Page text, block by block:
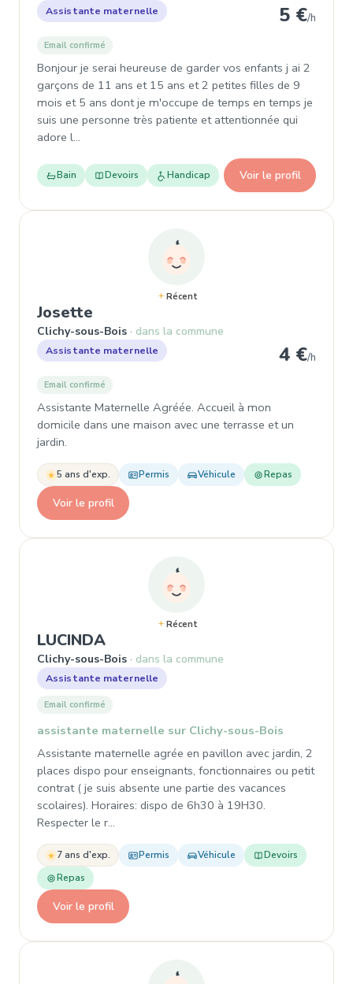
Assistante maternelle 5 €/h
Email confirmé
Bonjour je serai heureuse de garder vos enfants j ai 2
garçons de 11 ans et 15 ans et 2 petites filles de 9
mois et 5 ans dont je m'occupe de temps en temps je
suis une personne très patiente et attentionnée qui
adore l…
Bain Devoirs Handicap Voir le profil
Récent
Josette
Clichy-sous-Bois dans la commune
Assistante maternelle 4 €/h
Email confirmé
Assistante Maternelle Agréée. Accueil à mon
domicile dans une maison avec une terrasse et un
jardin.
5 ans d'exp. Permis Véhicule Repas
Voir le profil
Récent
LUCINDA, Assistante maternelle à
Clichy-sous-Bois dans la commune
Assistante maternelle
Email confirmé
assistante maternelle sur Clichy-sous-Bois
Assistante maternelle agrée en pavillon avec jardin, 2
places dispo pour enseignants, fonctionnaires ou petit
contrat ( je suis absente une partie des vacances
scolaires). Horaires: dispo de 6h30 à 19H30.
Respecter le r…
7 ans d'exp. Permis Véhicule
Devoirs
Repas
Voir le profil